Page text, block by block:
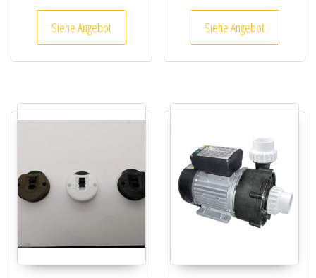
Siehe Angebot Siehe Angebot